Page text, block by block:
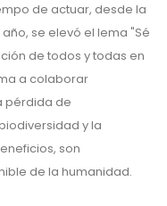
de actuar, desde la
se elevó el lema "Sé
de todos y todas en
a colaborar
pérdida de
y la
son
de la humanidad.